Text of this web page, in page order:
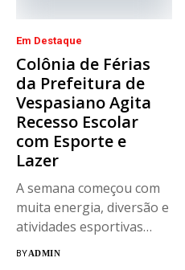
Em Destaque
Colônia de Férias
da Prefeitura de
Vespasiano Agita
Recesso Escolar
com Esporte e
Lazer
A semana começou com
muita energia, diversão e
atividades esportivas
para os...
BYADMIN